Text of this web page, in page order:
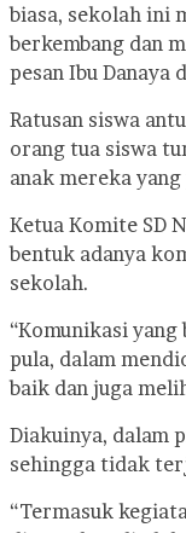
biasa, sekolah ini
berkembang dan
pesan Ibu Danaya
Ratusan siswa
orang tua siswa
anak mereka
Ketua Komite SD
bentuk adanya
sekolah.
“Komunikasi
pula, dalam
baik dan juga
Diakuinya, dalam
sehingga tidak
“Termasuk